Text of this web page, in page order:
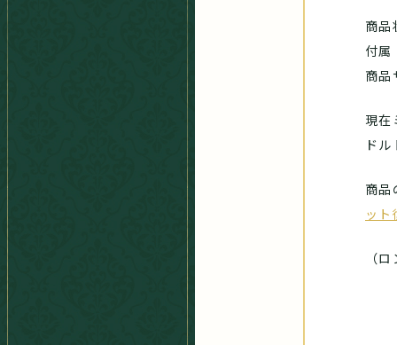
商品
付属
商
現在
ド
商品
ッ
（